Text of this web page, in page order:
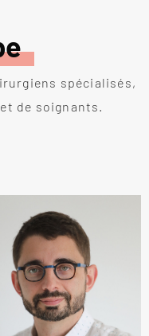
spécialisés,
de soignants.